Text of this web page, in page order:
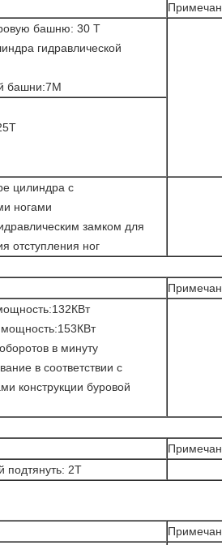
башню: 30 Т
гидравлической
башни:7M
цилиндра с
ногами
замком для
отступления ног
в минуту
в соответствии с
конструкции буровой
подтянуть: 2T